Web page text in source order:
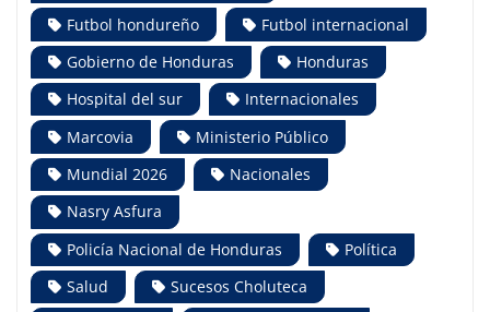
Futbol hondureño
Futbol internacional
Gobierno de Honduras
Honduras
Hospital del sur
Internacionales
Marcovia
Ministerio Público
Mundial 2026
Nacionales
Nasry Asfura
Policía Nacional de Honduras
Política
Salud
Sucesos Choluteca